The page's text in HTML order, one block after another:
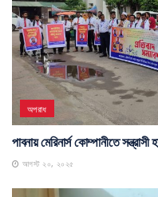
অপরাধ
পাবনায় মেরিনার্স কোম্পানীতে
আগস্ট ২০, ২০২৫